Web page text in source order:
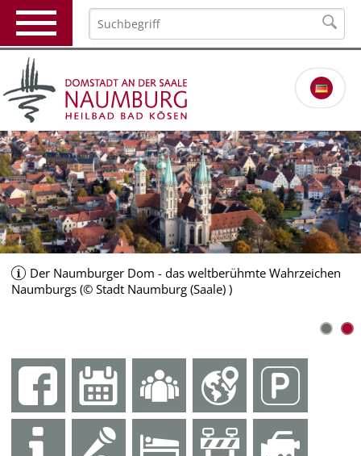
Der Naumburger Dom - das weltberühmte Wahrzeichen
Naumburgs (© Stadt Naumburg (Saale) )